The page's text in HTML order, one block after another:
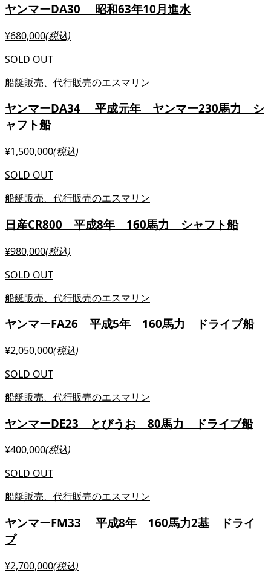
ヤンマーDA30 昭和63年10月進水
¥680,000(税込)
SOLD OUT
船艇販売、代行販売のエスマリン
ヤンマーDA34 平成元年 ヤンマー230馬力 シ
ャフト船
¥1,500,000(税込)
SOLD OUT
船艇販売、代行販売のエスマリン
日産CR800 平成8年 160馬力 シャフト船
¥980,000(税込)
SOLD OUT
船艇販売、代行販売のエスマリン
ヤンマーFA26 平成5年 160馬力 ドライブ船
¥2,050,000(税込)
SOLD OUT
船艇販売、代行販売のエスマリン
ヤンマーDE23 とびうお 80馬力 ドライブ船
¥400,000(税込)
SOLD OUT
船艇販売、代行販売のエスマリン
ヤンマーFM33 平成8年 160馬力2基 ドライ
ブ
¥2,700,000(税込)